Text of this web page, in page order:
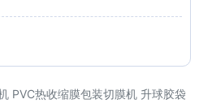
PVC热收缩膜包装切膜机 升球胶袋